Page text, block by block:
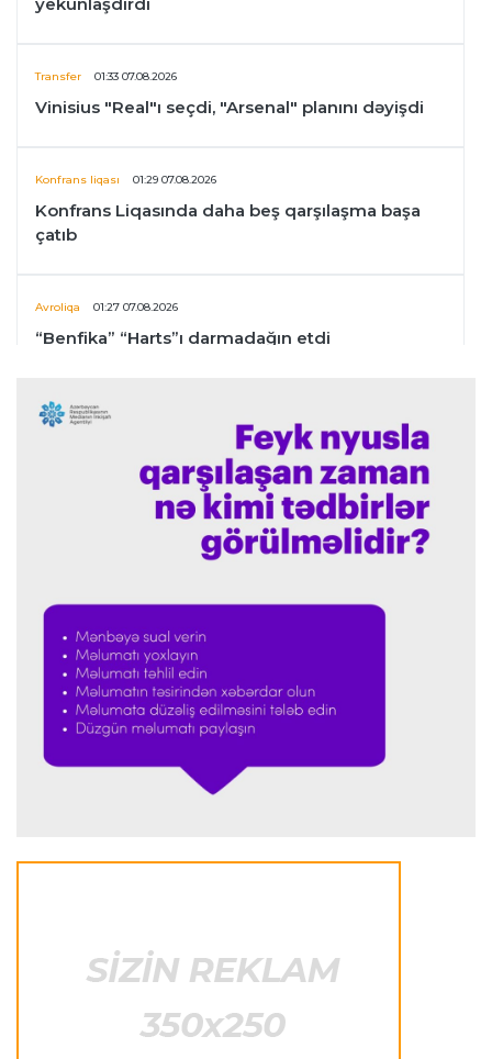
Transfer 01:33 07.08.2026
Vinisius "Real"ı seçdi, "Arsenal" planını dəyişdi
Konfrans liqası 01:29 07.08.2026
Konfrans Liqasında daha beş qarşılaşma başa
çatıb
Avroliqa 01:27 07.08.2026
“Benfika” “Harts”ı darmadağın etdi
İspaniya L.L.
"Barselona" Mərakeş klubuna qarşı keçirilməsi
planlaşdırılan yoldaşlıq oyununu ləğv etdi
23:59 06.08.2026
"Prezident səlahiyyətlərindən sui-istifadə edib"
Formula-1 23:51 06.08.2026
"Antonelli çox etibarlı pilota çevrilib"
Formula-1 23:44 06.08.2026
"Antonelli mövsümün ən yaxşı pilotlarından
bənzəyir"
23:38 06.08.2026